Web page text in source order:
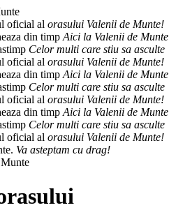
oficial al orasului Valenii de Munte!
din timp Aici la Valenii de Munte
Celor multi care stiu sa asculte
oficial al orasului Valenii de Munte!
din timp Aici la Valenii de Munte
Celor multi care stiu sa asculte
oficial al orasului Valenii de Munte!
din timp Aici la Valenii de Munte
Celor multi care stiu sa asculte
oficial al orasului Valenii de Munte!
Va asteptam cu drag!